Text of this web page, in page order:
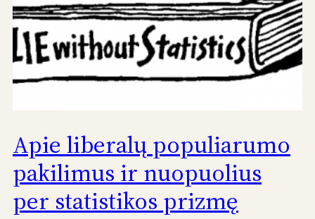
Apie liberalų populiarumo
pakilimus ir nuopuolius
per statistikos prizmę